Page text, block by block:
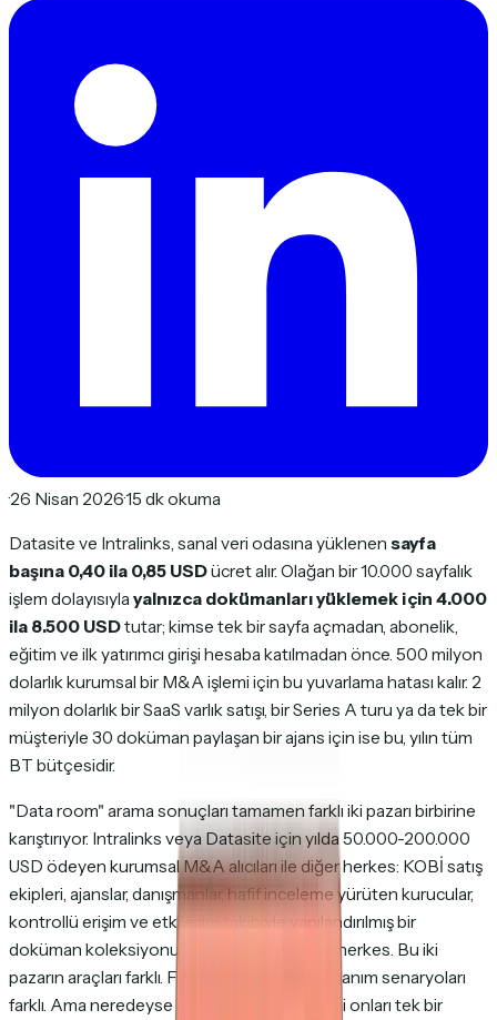
·26 Nisan 2026·15 dk okuma
Datasite ve Intralinks, sanal veri odasına yüklenen sayfa
başına 0,40 ila 0,85 USDücret alır. Olağan bir 10.000 sayfalık
işlem dolayısıylayalnızca dokümanları yüklemek için 4.000
ila 8.500 USDtutar; kimse tek bir sayfa açmadan, abonelik,
eğitim ve ilk yatırımcı girişi hesaba katılmadan önce. 500 milyon
dolarlık kurumsal bir M&A işlemi için bu yuvarlama hatası kalır. 2
milyon dolarlık bir SaaS varlık satışı, bir Series A turu ya da tek bir
müşteriyle 30 doküman paylaşan bir ajans için ise bu, yılın tüm
BT bütçesidir.
"Data room" arama sonuçları tamamen farklı iki pazarı birbirine
karıştırıyor. Intralinks veya Datasite için yılda 50.000-200.000
USD ödeyen kurumsal M&A alıcıları ile diğer herkes: KOBİ satış
ekipleri, ajanslar, danışmanlar, hafif inceleme yürüten kurucular,
kontrollü erişim ve etkileşim takibiyle yapılandırılmış bir
doküman koleksiyonu paylaşması gereken herkes. Bu iki
pazarın araçları farklı. Fiyatlandırma farklı. Kullanım senaryoları
farklı. Ama neredeyse her karşılaştırma listesi onları tek bir